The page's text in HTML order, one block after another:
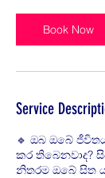
Book Now
Service
🔹 ඔබ ඔබේ
කර තිබෙනවාද?
නිතරම ඔබේ සිත